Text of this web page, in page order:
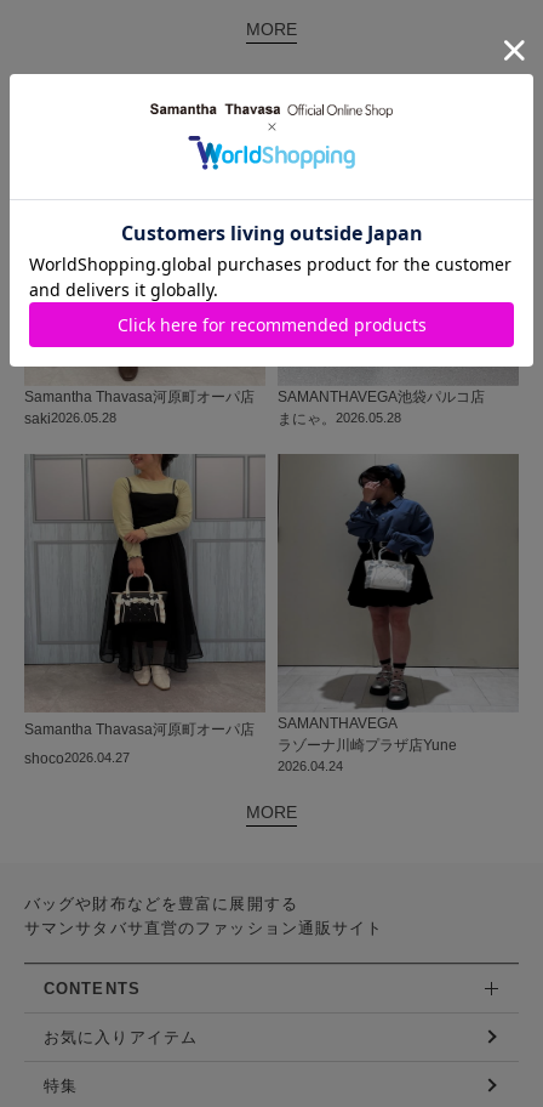
MORE
2026.05.28
Samantha Thavasa河原町オーパ店
saki
2026.05.28
SAMANTHAVEGA池袋パルコ店
まにゃ。
2026.04.27
Samantha Thavasa河原町オーパ店
shoco
2026.04.24
SAMANTHAVEGA
ラゾーナ川崎プラザ店Yune
MORE
バッグや財布などを豊富に展開する
サマンサタバサ直営のファッション通販サイト
CONTENTS
お気に入りアイテム
特集